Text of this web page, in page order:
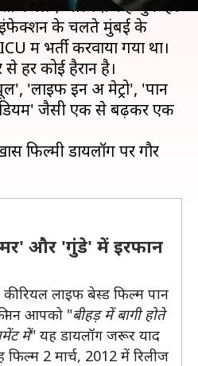
के लिए अल्विदा कह चुके हैं।
इंफेक्शन के चलते मुंबई के
में भर्ती करवाया गया था।
हर कोई हैरान है।
'लाइफ इन अ मेट्रो', 'पान
जैसी एक से बढ़कर एक
डायलॉग पर गौर
और 'गुंडे' में इरफान
रियल लाइफ बेस्ड फिल्म पान
आपको "बीहड़ में बागी होते
में" यह डायलॉग जरूर याद
फिल्म 2 मार्च, 2012 में रिलीज